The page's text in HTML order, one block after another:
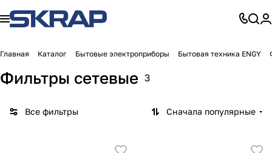
Главная Каталог Бытовые электроприборы Бытовая техника ENGY
Фильтры сетевые 3
Все фильтры Сначала популярные